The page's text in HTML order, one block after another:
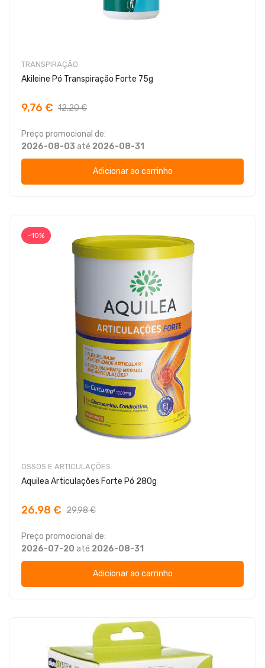
TRANSPIRAÇÃO
Akileine Pó Transpiração Forte 75g
9,76 € 12,20 €
Preço promocional de:
2026-08-03 até 2026-08-31
Adicionar ao carrinho
-10%
OSSOS E ARTICULAÇÕES
Aquilea Articulações Forte Pó 280g
26,98 € 29,98 €
Preço promocional de:
2026-07-20 até 2026-08-31
Adicionar ao carrinho